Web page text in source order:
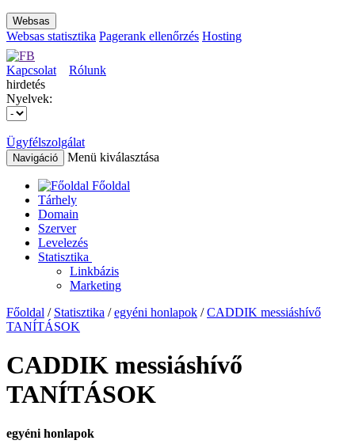
Websas
Websas statisztika Pagerank ellenőrzés Hosting
Kapcsolat
Rólunk
hirdetés
Nyelvek:
Ügyfélszolgálat
Navigáció Menü kiválasztása
Főoldal
Tárhely
Domain
Szerver
Levelezés
Statisztika
Linkbázis
Marketing
Főoldal / Statisztika /egyéni honlapok /CADDIK messiáshívő
TANÍTÁSOK
CADDIK messiáshívő
TANÍTÁSOK
egyéni honlapok